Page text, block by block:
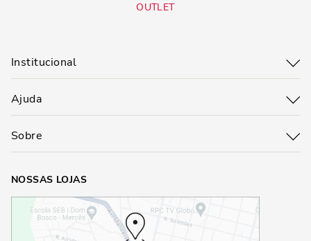
OUTLET
Institucional
Ajuda
Sobre
NOSSAS LOJAS